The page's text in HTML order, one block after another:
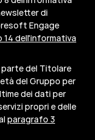
di
Engage
dell'informativa
del Titolare
del Gruppo per
dei dati per
propri e delle
paragrafo 3